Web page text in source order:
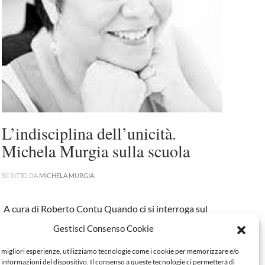
Gestisci Consenso Cookie
esperienze, utilizziamo tecnologie come i cookie per memorizzare e/o
informazioni del dispositivo. Il consenso a queste tecnologie ci permetterà di
L’indisciplina dell’unicità.
Michela Murgia sulla scuola
SCRITTO DA MICHELA MURGIA.
A cura di Roberto Contu Quando ci si interroga sul
rischia sempre di ritrovarsi persi...
CONTINUA A LEGGERE